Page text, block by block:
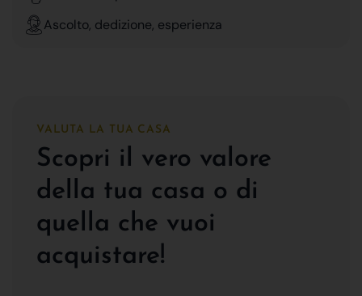
Ascolto, dedizione, esperienza
VALUTA LA TUA CASA
Scopri il vero valore
della tua casa o di
quella che vuoi
acquistare!